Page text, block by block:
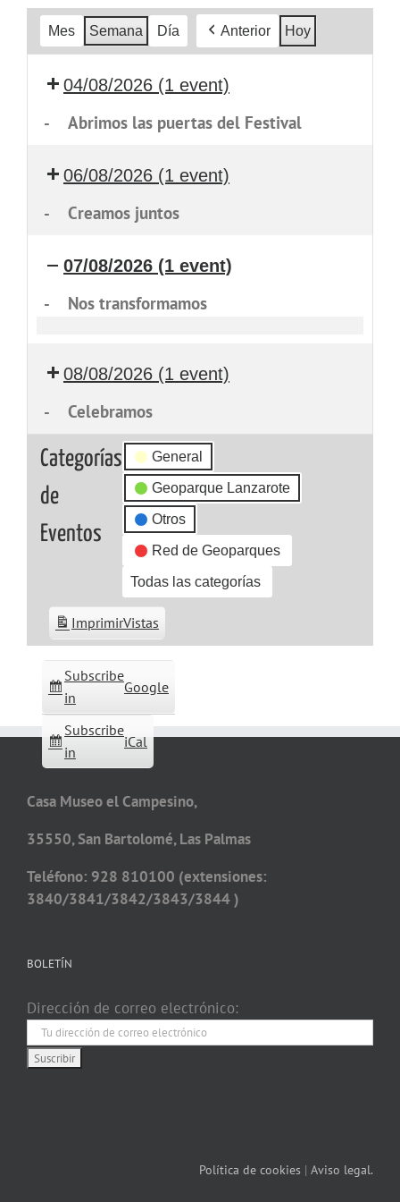
Mes Semana Día Anterior Hoy
04/08/2026 (1 event)
- Abrimos las puertas del Festival
06/08/2026 (1 event)
- Creamos juntos
07/08/2026 (1 event)
- Nos transformamos
08/08/2026 (1 event)
- Celebramos
Categorías
de
Eventos
General
Geoparque Lanzarote
Otros
Red de Geoparques
Todas las categorías
Subscribe
in
Google
Subscribe
in
iCal
ImprimirVistas
Casa Museo el Campesino,
35550, San Bartolomé, Las Palmas
Teléfono: 928 810100 (extensiones:
3840/3841/3842/3843/3844 )
BOLETÍN
Dirección de correo electrónico:
Política de cookies | Aviso legal.